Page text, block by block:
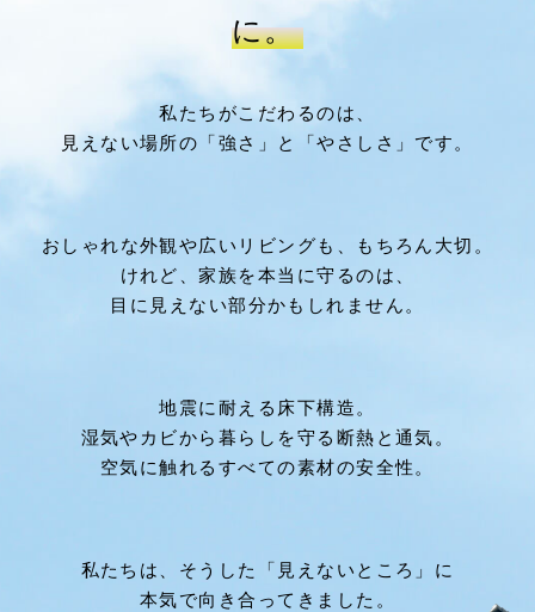
に。
私たちがこだわるのは、
見えない場所の「強さ」と「やさしさ」です。
おしゃれな外観や広いリビングも、もちろん大切。
けれど、家族を本当に守るのは、
目に見えない部分かもしれません。
地震に耐える床下構造。
湿気やカビから暮らしを守る断熱と通気。
空気に触れるすべての素材の安全性。
私たちは、そうした「見えないところ」に
本気で向き合ってきました。